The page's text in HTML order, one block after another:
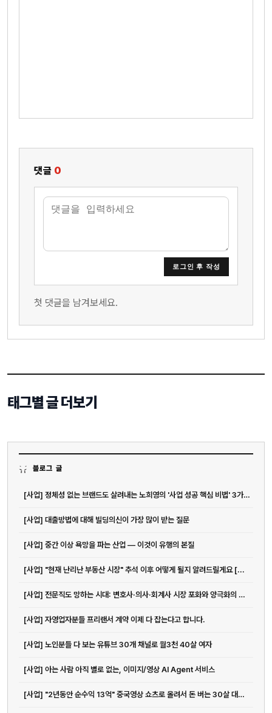
블로그 글
[사업] 정체성 없는 브랜드도 살려내는 노희영의 '사업 성공 핵심 비법' 3가지 (컨설팅)
[사업] 대출방법에 대해 빌딩의신이 가장 많이 받는 질문
[사업] 중간 이상 욕망을 파는 산업 ― 이것이 유행의 본질
[사업] "현재 난리난 부동산 시장" 추석 이후 어떻게 될지 알려드릴게요 [...
[사업] 전문직도 망하는 시대: 변호사·의사·회계사 시장 포화와 양극화의 진짜 이유
[사업] 자영업자분들 프리랜서 계약 이제 다 잡는다고 합니다.
[사업] 노인분들 다 보는 유튜브 30개 채널로 월3천 40살 여자
[사업] 아는 사람 아직 별로 없는, 이미지/영상 AI Agent 서비스
[사업] "2년동안 순수익 13억" 중국영상 쇼츠로 올려서 돈 버는 30살 대표님
댓글 0
로그인 후 작성
첫 댓글을 남겨보세요.
태그별 글 더보기